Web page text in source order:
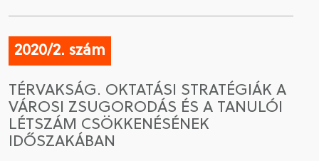
2020/2. szám
TÉRVAKSÁG. OKTATÁSI STRATÉGIÁK A
VÁROSI ZSUGORODÁS ÉS A TANULÓI
LÉTSZÁM CSÖKKENÉSÉNEK
IDŐSZAKÁBAN